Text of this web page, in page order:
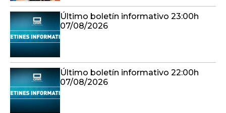
Último boletín informativo 23:00h
07/08/2026
Último boletín informativo 22:00h
07/08/2026